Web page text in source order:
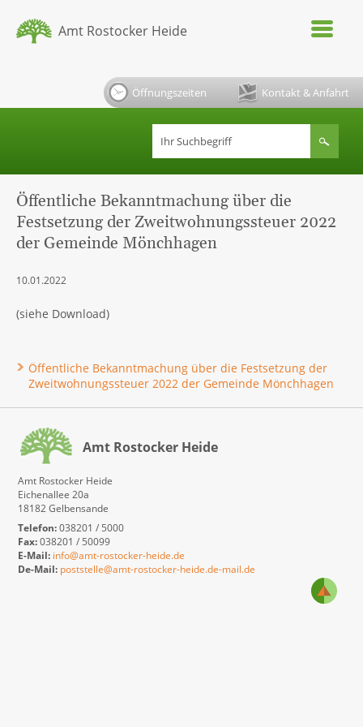
Amt Rostocker Heide
Öffnungszeiten Kontakt & Anfahrt
Öffentliche Bekanntmachung über die
Festsetzung der Zweitwohnungssteuer 2022
der Gemeinde Mönchhagen
10.01.2022
(siehe Download)
Öffentliche Bekanntmachung über die Festsetzung der
Zweitwohnungssteuer 2022 der Gemeinde Mönchhagen
Amt Rostocker Heide
Amt Rostocker Heide
Eichenallee 20a
18182 Gelbensande
Telefon:038201 / 5000
Fax:038201 / 50099
E-Mail: info@amt-rostocker-heide.de
De-Mail: poststelle@amt-rostocker-heide.de-mail.de